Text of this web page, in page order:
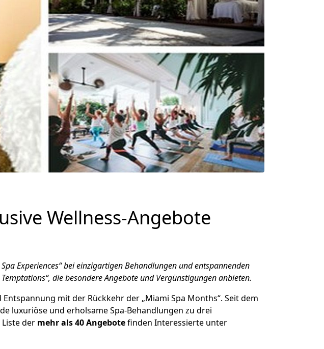
Wellness-Angebote
Experiences“ bei einzigartigen Behandlungen und entspannenden
die besondere Angebote und Vergünstigungen anbieten.
mit der Rückkehr der „Miami Spa Months“. Seit dem
luxuriöse und erholsame Spa-Behandlungen zu drei
der mehr als 40 Angebotefinden Interessierte unter